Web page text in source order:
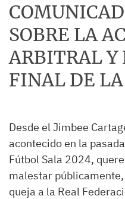
SOBRE LA
ARBITRAL Y
FINAL DE LA
Desde el Jimbee
acontecido en la
Fútbol Sala 2024,
malestar
queja a la Real